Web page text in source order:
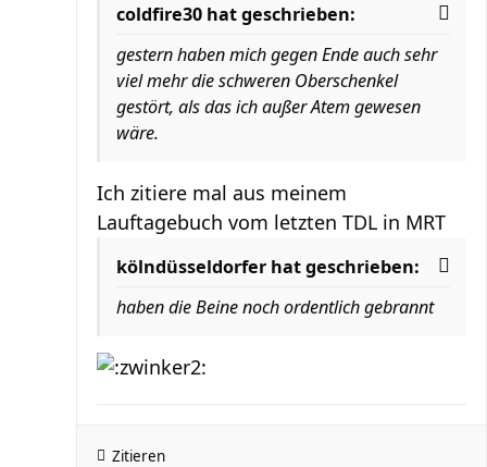
coldfire30 hat geschrieben:
gestern haben mich gegen Ende auch sehr
viel mehr die schweren Oberschenkel
gestört, als das ich außer Atem gewesen
wäre.
Ich zitiere mal aus meinem
Lauftagebuch vom letzten TDL in MRT
kölndüsseldorfer hat geschrieben:
haben die Beine noch ordentlich gebrannt
Zitieren